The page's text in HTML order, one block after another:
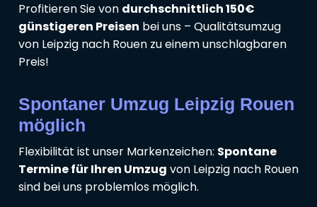
Profitieren Sie von durchschnittlich 150€
günstigeren Preisen bei uns – Qualitätsumzug
von Leipzig nach Rouen zu einem unschlagbaren
Preis!
Spontaner Umzug Leipzig Rouen
möglich
Flexibilität ist unser Markenzeichen: Spontane
Termine für Ihren Umzug von Leipzig nach Rouen
sind bei uns problemlos möglich.